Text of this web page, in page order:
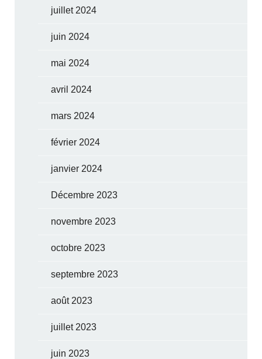
juillet 2024
juin 2024
mai 2024
avril 2024
mars 2024
février 2024
janvier 2024
Décembre 2023
novembre 2023
octobre 2023
septembre 2023
août 2023
juillet 2023
juin 2023